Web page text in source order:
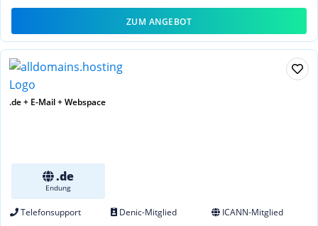
ZUM ANGEBOT
.de + E-Mail + Webspace
.de
Endung
Telefonsupport Denic-Mitglied
ICANN-Mitglied